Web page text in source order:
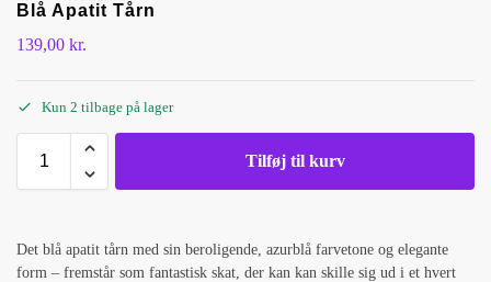
Blå Apatit Tårn
139,00 kr.
Kun 2 tilbage på lager
Tilføj til kurv
Det blå apatit tårn med sin beroligende, azurblå farvetone og elegante
form – fremstår som fantastisk skat, der kan kan skille sig ud i et hvert